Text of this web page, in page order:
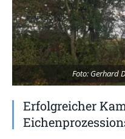
Foto: Gerhard
Erfolgreicher